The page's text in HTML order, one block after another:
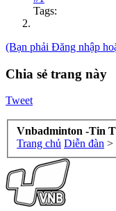
Tags:
(Bạn phải Đăng nhập
Chia sẻ trang này
Tweet
Vnbadminton -Tin
Trang chủ Diễn đàn >